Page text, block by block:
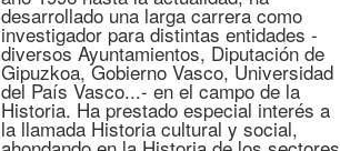
desarrollado una larga carrera como
investigador para distintas entidades -
diversos Ayuntamientos, Diputación de
Gipuzkoa, Gobierno Vasco, Universidad
del País Vasco...- en el campo de la
Historia. Ha prestado especial interés a
la llamada Historia cultural y social,